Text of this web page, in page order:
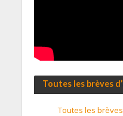
Toutes les brèves
Toutes les